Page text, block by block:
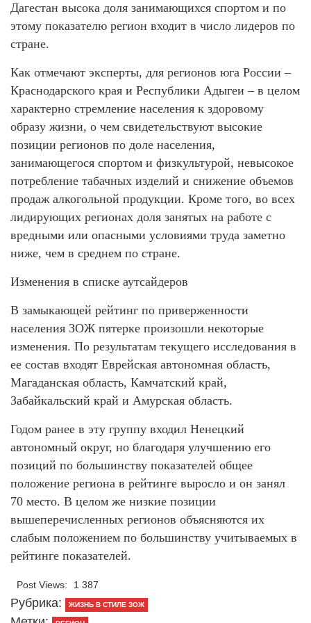
Дагестан высока доля занимающихся спортом и по
этому показателю регион входит в число лидеров по
стране.
Как отмечают эксперты, для регионов юга России –
Краснодарского края и Республики Адыгеи – в целом
характерно стремление населения к здоровому
образу жизни, о чем свидетельствуют высокие
позиции регионов по доле населения,
занимающегося спортом и физкультурой, невысокое
потребление табачных изделий и снижение объемов
продаж алкогольной продукции. Кроме того, во всех
лидирующих регионах доля занятых на работе с
вредными или опасными условиями труда заметно
ниже, чем в среднем по стране.
Изменения в списке аутсайдеров
В замыкающей рейтинг по приверженности
населения ЗОЖ пятерке произошли некоторые
изменения. По результатам текущего исследования в
ее состав входят Еврейская автономная область,
Магаданская область, Камчатский край,
Забайкальский край и Амурская область.
Годом ранее в эту группу входил Ненецкий
автономный округ, но благодаря улучшению его
позиций по большинству показателей общее
положение региона в рейтинге выросло и он занял
70 место. В целом же низкие позиции
вышеперечисленных регионов объясняются их
слабым положением по большинству учитываемых в
рейтинге показателей.
Post Views: 1 387
Рубрика: ЖИЗНЬ В СТИЛЕ ЗОЖ